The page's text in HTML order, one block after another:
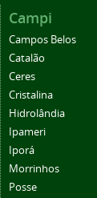
Campi
Campos Belos
Catalão
Ceres
Cristalina
Hidrolândia
Ipameri
Iporá
Morrinhos
Posse